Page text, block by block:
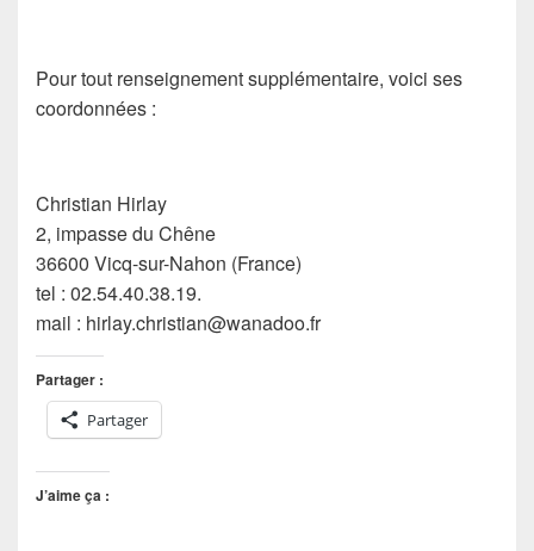
Pour tout renseignement supplémentaire, voici ses
coordonnées :
Christian Hirlay
2, impasse du Chêne
36600 Vicq-sur-Nahon (France)
tel : 02.54.40.38.19.
mail : hirlay.christian@wanadoo.fr
Partager :
Partager
J’aime ça :